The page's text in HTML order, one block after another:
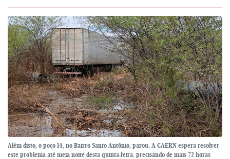
Além disto, o poço 14, no Bairro Santo Antônio, parou. A CAERN espera resolver
este problema até meia noite desta quinta-feira, precisando de mais 72 horas